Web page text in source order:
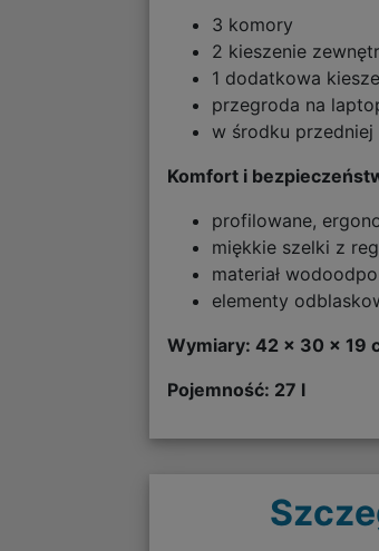
3 komory
2 kieszenie
1 dodatkowa
przegroda na
w środku
Komfort i
profilowane,
miękkie szelki z
materiał
elementy
Wymiary: 42 x 30 x 19
Pojemność: 27 l